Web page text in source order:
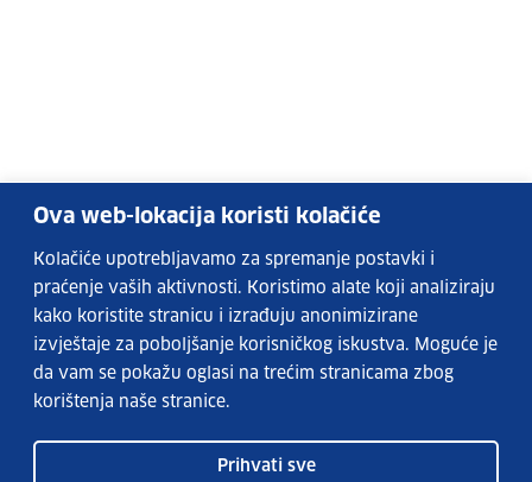
Ova web-lokacija koristi kolačiće
Kolačiće upotrebljavamo za spremanje postavki i
praćenje vaših aktivnosti. Koristimo alate koji analiziraju
kako koristite stranicu i izrađuju anonimizirane
izvještaje za poboljšanje korisničkog iskustva. Moguće je
da vam se pokažu oglasi na trećim stranicama zbog
korištenja naše stranice.
Prihvati sve